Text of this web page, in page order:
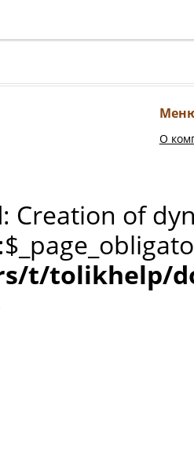
О
: Creation of
t/tolikhelp/